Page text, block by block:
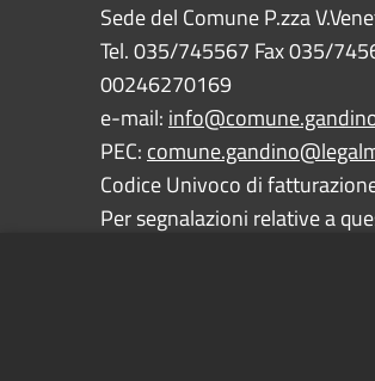
Sede del Comune P.zza
Tel. 035/745567 Fax 035/
00246270169
e-mail:
PEC:
Codice Univoco di
Per segnalazioni relative a